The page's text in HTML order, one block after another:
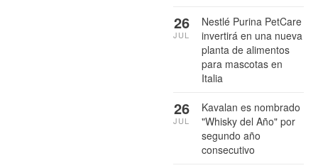
Nestlé Purina PetCare
invertirá en una nueva
planta de alimentos
para mascotas en
Italia
26
JUL
Kavalan es nombrado
"Whisky del Año" por
segundo año
consecutivo
26
JUL